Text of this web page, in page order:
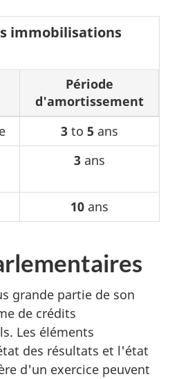
immobilisations
Période
d'amortissement
3to 5ans
3ans
10ans
grande partie de son
de crédits
Les éléments
des résultats et l'état
d'un exercice peuvent